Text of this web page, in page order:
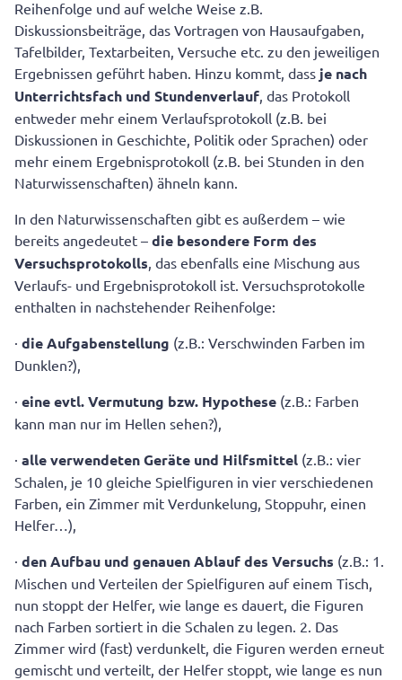
Reihenfolge und auf welche Weise z.B.
Diskussionsbeiträge, das Vortragen von Hausaufgaben,
Tafelbilder, Textarbeiten, Versuche etc. zu den jeweiligen
Ergebnissen geführt haben. Hinzu kommt, dass je nach
Unterrichtsfach und Stundenverlauf, das Protokoll
entweder mehr einem Verlaufsprotokoll (z.B. bei
Diskussionen in Geschichte, Politik oder Sprachen) oder
mehr einem Ergebnisprotokoll (z.B. bei Stunden in den
Naturwissenschaften) ähneln kann.
In den Naturwissenschaften gibt es außerdem – wie
bereits angedeutet – die besondere Form des
Versuchsprotokolls, das ebenfalls eine Mischung aus
Verlaufs- und Ergebnisprotokoll ist. Versuchsprotokolle
enthalten in nachstehender Reihenfolge:
· die Aufgabenstellung (z.B.: Verschwinden Farben im
Dunklen?),
· eine evtl. Vermutung bzw. Hypothese (z.B.: Farben
kann man nur im Hellen sehen?),
· alle verwendeten Geräte und Hilfsmittel (z.B.: vier
Schalen, je 10 gleiche Spielfiguren in vier verschiedenen
Farben, ein Zimmer mit Verdunkelung, Stoppuhr, einen
Helfer…),
· den Aufbau und genauen Ablauf des Versuchs (z.B.: 1.
Mischen und Verteilen der Spielfiguren auf einem Tisch,
nun stoppt der Helfer, wie lange es dauert, die Figuren
nach Farben sortiert in die Schalen zu legen. 2. Das
Zimmer wird (fast) verdunkelt, die Figuren werden erneut
gemischt und verteilt, der Helfer stoppt, wie lange es nun